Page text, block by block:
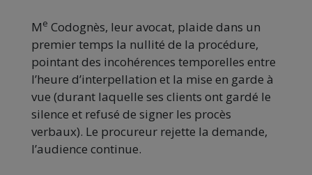
Me Codognès, leur avocat, plaide dans un
premier temps la nullité de la procédure,
pointant des incohérences temporelles entre
l’heure d’interpellation et la mise en garde à
vue (durant laquelle ses clients ont gardé le
silence et refusé de signer les procès
verbaux). Le procureur rejette la demande,
l’audience continue.